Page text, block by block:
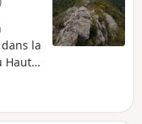
la
Haut-
ou
les